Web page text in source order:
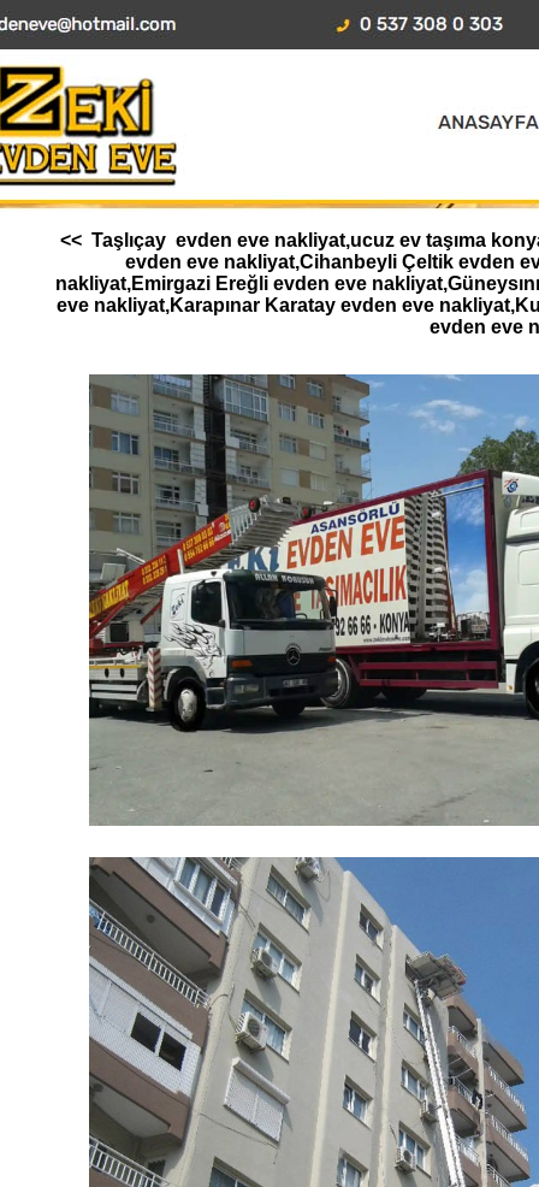
<< Taşlıçay evden eve nakliyat,ucuz ev taşıma
evden eve nakliyat,Cihanbeyli Çeltik evden
nakliyat,Emirgazi Ereğli evden eve
eve nakliyat,Karapınar Karatay evden eve
evden eve